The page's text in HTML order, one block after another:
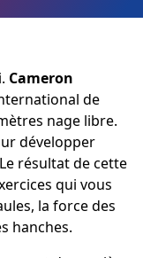
Cameron
de
nage libre.
développer
résultat de cette
qui vous
la force des
hanches.